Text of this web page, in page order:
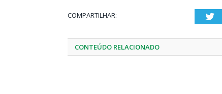
COMPARTILHAR:
CONTEÚDO RELACIONADO